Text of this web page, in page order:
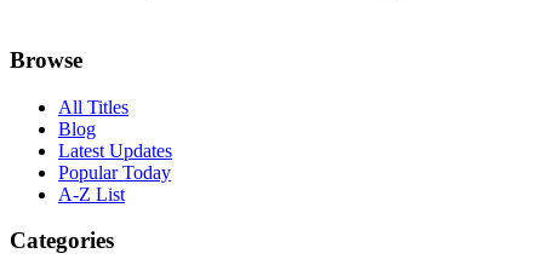
Browse
All Titles
Blog
Latest Updates
Popular Today
A-Z List
Categories